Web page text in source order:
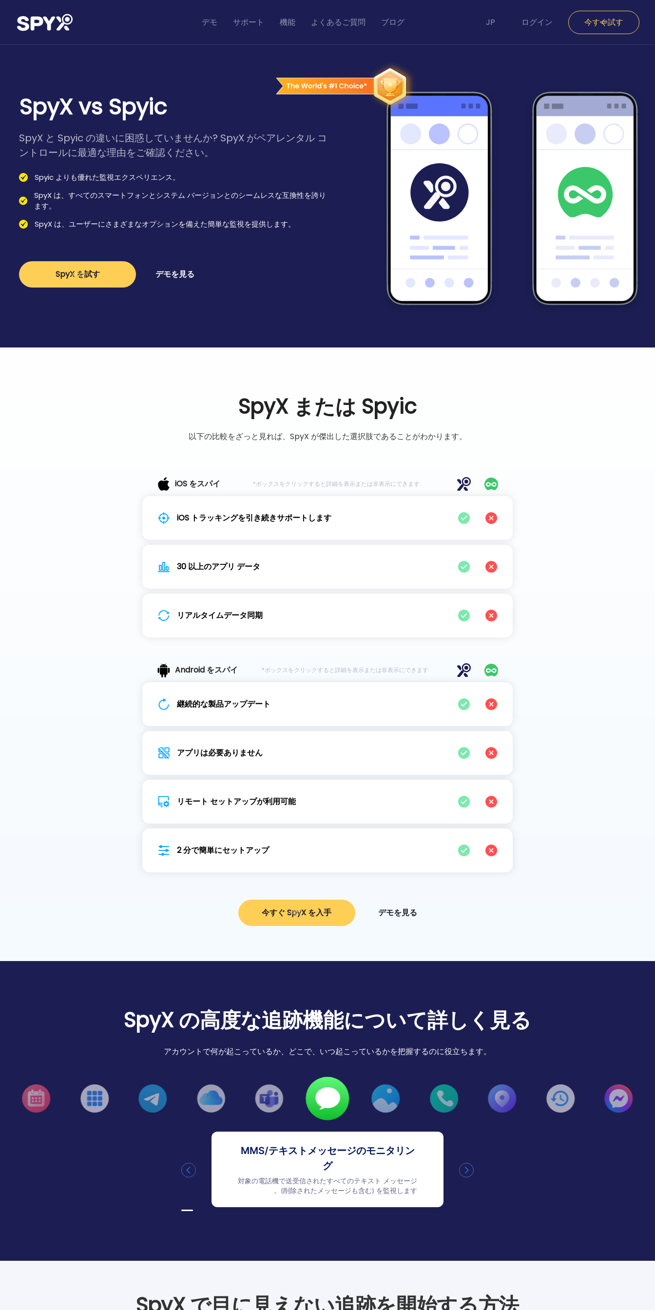
デモ サポート 機能 よくあるご質問 ブログ JP ログイン 今すぐ試す
SpyX vs Spyic
SpyX と Spyic の違いに困惑していませんか? SpyX がペアレンタル コ
ントロールに最適な理由をご確認ください。
Spyic よりも優れた監視エクスペリエンス。
SpyX は、すべてのスマートフォンとシステム バージョンとのシームレスな互換性を誇り
ます。
SpyX は、ユーザーにさまざまなオプションを備えた簡単な監視を提供します。
SpyX を試す デモを見る
SpyX または Spyic
以下の比較をざっと見れば、SpyX が傑出した選択肢であることがわかります。
iOS をスパイ *ボックスをクリックすると詳細を表示または非表示にできます
iOS トラッキングを引き続きサポートします
iOS トラッキングを引き
続きサポートします
SpyX は iOS 17 を含むすべての iOS バージョンをサポートしています。
Spyic は現在 iOS をサポートしていません。
30 以上のアプリ データ
30 以上のアプリ データ
リアルタイムデータ同期
リアルタイムデータ同期
Android をスパイ *ボックスをクリックすると詳細を表示または非表示にできます
継続的な製品アップデート
継続的な製品アップデー
ト
SpyX は Android 13 を含むすべての Android バージョンをサポートしています。
アプリは必要ありません
アプリは必要ありません
リモート セットアップが利用可能
リモート セットアップが
利用可能
Spyic はセットアップを完了するために Android フォンにアクセスする必要がありま
2 分で簡単にセットアップ
2 分で簡単にセットアッ
プ
SpyX はアプリのインストールや脱獄なしで 2 分でセットアップできます。
Spyic はアプリのインストールに 15 分以上、デバイスの脱獄には数時間かかります。
今すぐ SpyX を入手 デモを見る
SpyX の高度な追跡機能について詳しく見る
アカウントで何が起こっているか、どこで、いつ起こっているかを把握するのに役立ちます。
MMS/テキストメッセージのモニタリン
グ
対象の電話機で送受信されたすべてのテキスト メッセージ
(削除されたメッセージも含む) を監視します。